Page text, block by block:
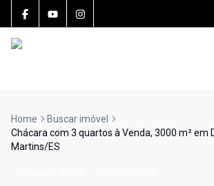
Home
Buscar imóvel
Chácara com 3 quartos à Venda, 3000 m² em
Martins/ES